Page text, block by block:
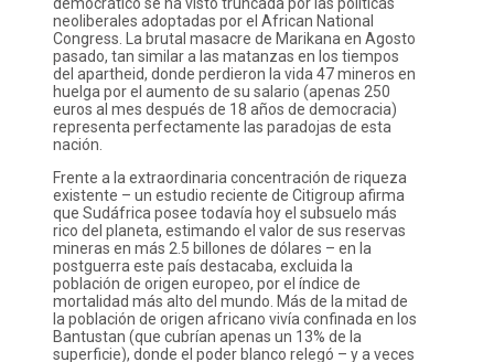
neoliberales adoptadas por el African National
Congress. La brutal masacre de Marikana en Agosto
pasado, tan similar a las matanzas en los tiempos
del apartheid, donde perdieron la vida 47 mineros en
huelga por el aumento de su salario (apenas 250
euros al mes después de 18 años de democracia)
representa perfectamente las paradojas de esta
nación.
Frente a la extraordinaria concentración de riqueza
existente – un estudio reciente de Citigroup afirma
que Sudáfrica posee todavía hoy el subsuelo más
rico del planeta, estimando el valor de sus reservas
mineras en más 2.5 billones de dólares – en la
postguerra este país destacaba, excluida la
población de origen europeo, por el índice de
mortalidad más alto del mundo. Más de la mitad de
la población de origen africano vivía confinada en los
Bantustan (que cubrían apenas un 13% de la
superficie), donde el poder blanco relegó – y a veces